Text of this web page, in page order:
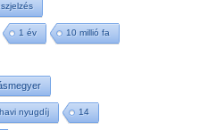
1 év 10 millió fa
nyugdíj 14